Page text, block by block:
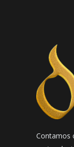
Contamos